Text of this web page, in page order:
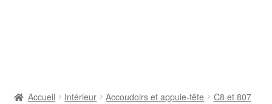
Accueil Intérieur Accoudoirs et appuie-tête
C8 et 807